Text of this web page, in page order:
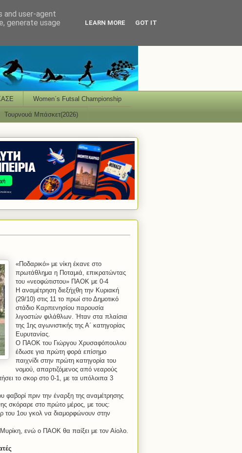
Women΄s Futsal Championship
Τουρνουά Μπάσκετ(2026)
«Ποδαρικό» με νίκη έκανε στο
πρωτάθλημα η Ποταμιά, επικρατώντας
του «νεοφώτιστου» ΠΑΟΚ με 0-4
Η αναμέτρηση διεξήχθη την Κυριακή
(29/10) στις 11 το πρωί στο Δημοτικό
στάδιο Καρπενησίου παρουσία
λιγοστών φιλάθλων. Ήταν στα πλαίσια
της 1ης αγωνιστικής της Α΄ κατηγορίας
Ευρυτανίας.
Ο ΠΑΟΚ του Γιώργου Χρυσαφόπουλου
έδωσε για πρώτη φορά επίσημο
παιχνίδι στην πρώτη κατηγορία του
νομού, απαρτιζόμενος από νεαρούς
το σκορ στο 0-1, με τα υπόλοιπα 3
φαβορί πριν την έναρξη της αναμέτρησης
σκόραρε στο πρώτο μέρος, με τους:
του 1ου γκολ να διαμορφώνουν στην
ενώ ο ΠΑΟΚ θα παίξει με τον Αίολο.
and user-agent
generate usage
LEARN MORE GOT IT